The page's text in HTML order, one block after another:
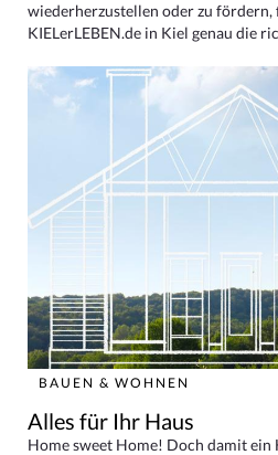
wiederherzustellen oder zu fördern,
KIELerLEBEN.de in Kiel genau die
BAUEN & WOHNEN
Alles für Ihr Haus
Home sweet Home! Doch damit ein